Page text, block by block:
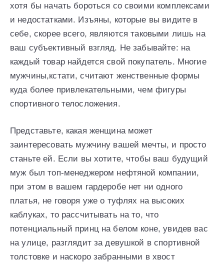
хотя бы начать бороться со своими комплексами
и недостатками. Изъяны, которые вы видите в
себе, скорее всего, являются таковыми лишь на
ваш субъективный взгляд. Не забывайте: на
каждый товар найдется свой покупатель. Многие
мужчины,кстати, считают женственные формы
куда более привлекательными, чем фигуры
спортивного телосложения.
Представьте, какая женщина может
заинтересовать мужчину вашей мечты, и просто
станьте ей. Если вы хотите, чтобы ваш будущий
муж был топ-менеджером нефтяной компании,
при этом в вашем гардеробе нет ни одного
платья, не говоря уже о туфлях на высоких
каблуках, то рассчитывать на то, что
потенциальный принц на белом коне, увидев вас
на улице, разглядит за девушкой в спортивной
толстовке и наскоро забранными в хвост